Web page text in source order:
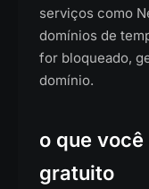
serviços como
domínios de
for bloqueado,
domínio.
o que
gratuito